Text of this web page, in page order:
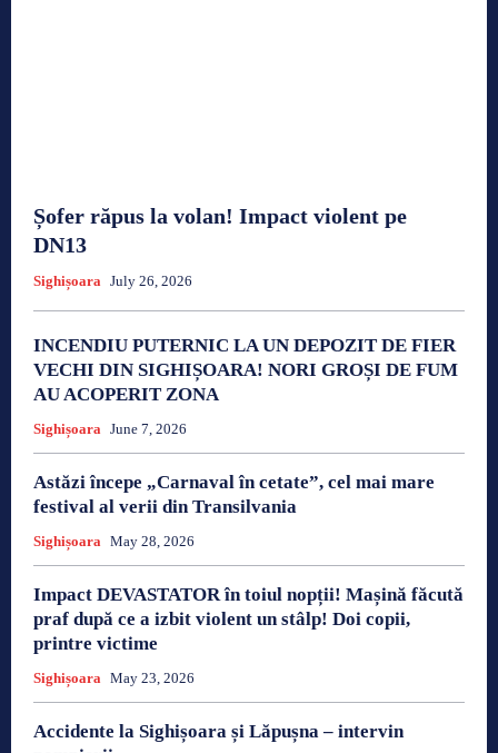
Șofer răpus la volan! Impact violent pe
DN13
Sighișoara July 26, 2026
INCENDIU PUTERNIC LA UN DEPOZIT DE FIER
VECHI DIN SIGHIȘOARA! NORI GROȘI DE FUM
AU ACOPERIT ZONA
Sighișoara June 7, 2026
Astăzi începe „Carnaval în cetate”, cel mai mare
festival al verii din Transilvania
Sighișoara May 28, 2026
Impact DEVASTATOR în toiul nopții! Mașină făcută
praf după ce a izbit violent un stâlp! Doi copii,
printre victime
Sighișoara May 23, 2026
Accidente la Sighișoara și Lăpușna – intervin